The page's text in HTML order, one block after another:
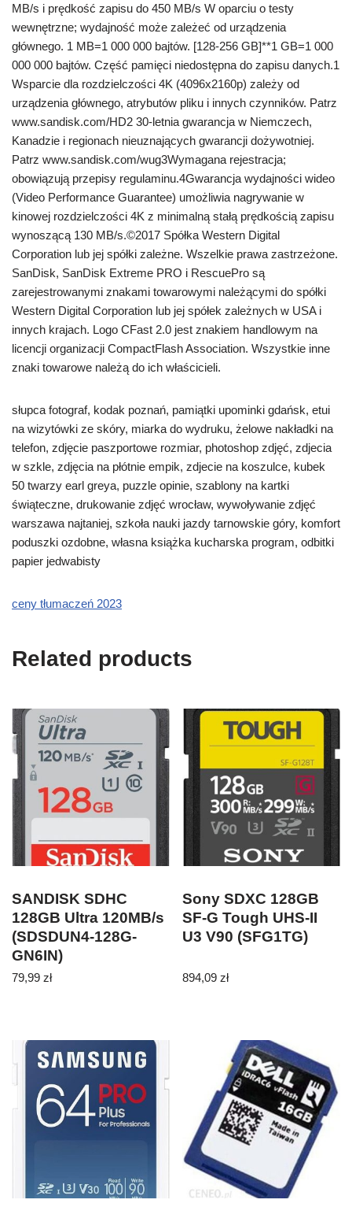
MB/s i prędkość zapisu do 450 MB/s W oparciu o testy
wewnętrzne; wydajność może zależeć od urządzenia
głównego. 1 MB=1 000 000 bajtów. [128-256 GB]**1 GB=1 000
000 000 bajtów. Część pamięci niedostępna do zapisu danych.1
Wsparcie dla rozdzielczości 4K (4096x2160p) zależy od
urządzenia głównego, atrybutów pliku i innych czynników. Patrz
www.sandisk.com/HD2 30-letnia gwarancja w Niemczech,
Kanadzie i regionach nieuznających gwarancji dożywotniej.
Patrz www.sandisk.com/wug3Wymagana rejestracja;
obowiązują przepisy regulaminu.4Gwarancja wydajności wideo
(Video Performance Guarantee) umożliwia nagrywanie w
kinowej rozdzielczości 4K z minimalną stałą prędkością zapisu
wynoszącą 130 MB/s.©2017 Spółka Western Digital
Corporation lub jej spółki zależne. Wszelkie prawa zastrzeżone.
SanDisk, SanDisk Extreme PRO i RescuePro są
zarejestrowanymi znakami towarowymi należącymi do spółki
Western Digital Corporation lub jej spółek zależnych w USA i
innych krajach. Logo CFast 2.0 jest znakiem handlowym na
licencji organizacji CompactFlash Association. Wszystkie inne
znaki towarowe należą do ich właścicieli.
słupca fotograf, kodak poznań, pamiątki upominki gdańsk, etui
na wizytówki ze skóry, miarka do wydruku, żelowe nakładki na
telefon, zdjęcie paszportowe rozmiar, photoshop zdjęć, zdjecia
w szkle, zdjęcia na płótnie empik, zdjecie na koszulce, kubek
50 twarzy earl greya, puzzle opinie, szablony na kartki
świąteczne, drukowanie zdjęć wrocław, wywoływanie zdjęć
warszawa najtaniej, szkoła nauki jazdy tarnowskie góry, komfort
poduszki ozdobne, własna książka kucharska program, odbitki
papier jedwabisty
ceny tłumaczeń 2023
Related products
SANDISK SDHC
128GB Ultra 120MB/s
(SDSDUN4-128G-
GN6IN)
79,99 zł
Sony SDXC 128GB
SF-G Tough UHS-II
U3 V90 (SFG1TG)
894,09zł